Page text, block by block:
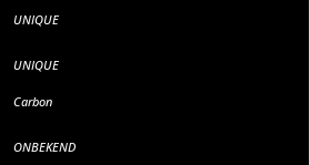
UNIQUE
UNIQUE
Carbon
ONBEKEND